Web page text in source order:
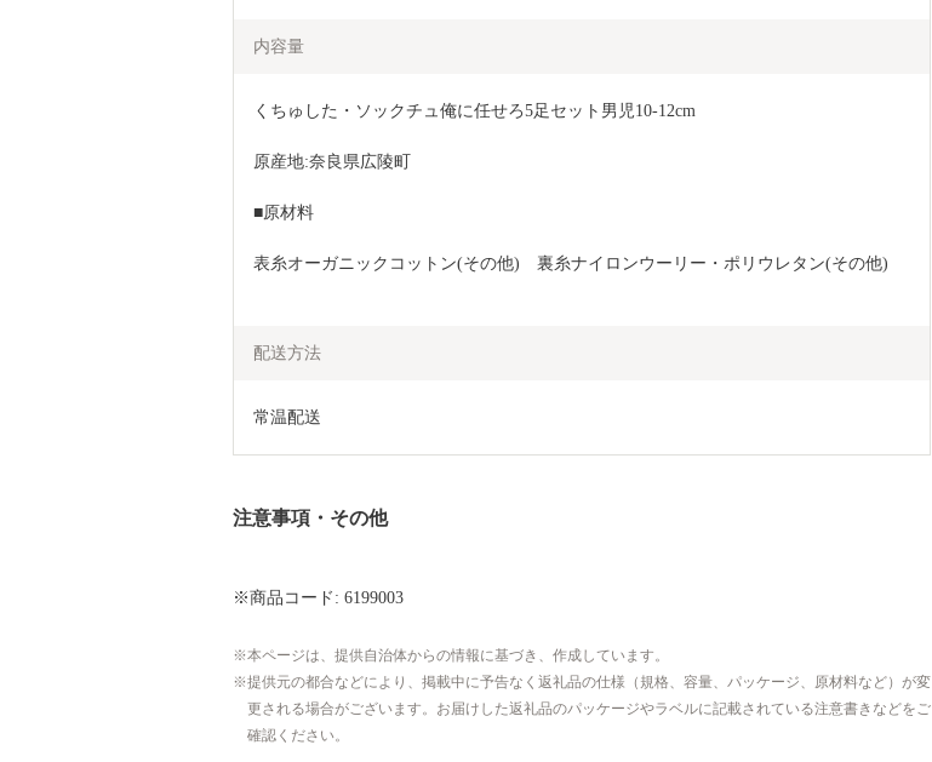
内容量
くちゅした・ソックチュ俺に任せろ5足セット男児10-12cm
原産地:奈良県広陵町
■原材料
表糸オーガニックコットン(その他)　裏糸ナイロンウーリー・ポリウレタン(その他)
配送方法
常温配送
注意事項・その他
※商品コード: 6199003
本ページは、提供自治体からの情報に基づき、作成しています。
提供元の都合などにより、掲載中に予告なく返礼品の仕様（規格、容量、パッケージ、原材料など）が変
更される場合がございます。お届けした返礼品のパッケージやラベルに記載されている注意書きなどをご
確認ください。